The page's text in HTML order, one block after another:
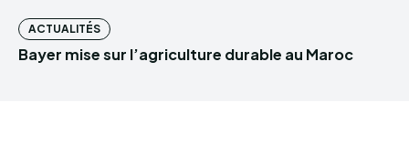
ACTUALITÉS
Bayer mise sur l’agriculture durable au Maroc